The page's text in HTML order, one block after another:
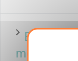
Est-ce
mes